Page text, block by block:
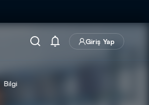
Giriş Yap
Bilgi